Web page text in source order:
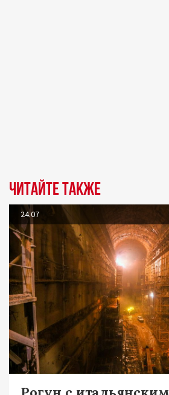
Читайте также
24.07